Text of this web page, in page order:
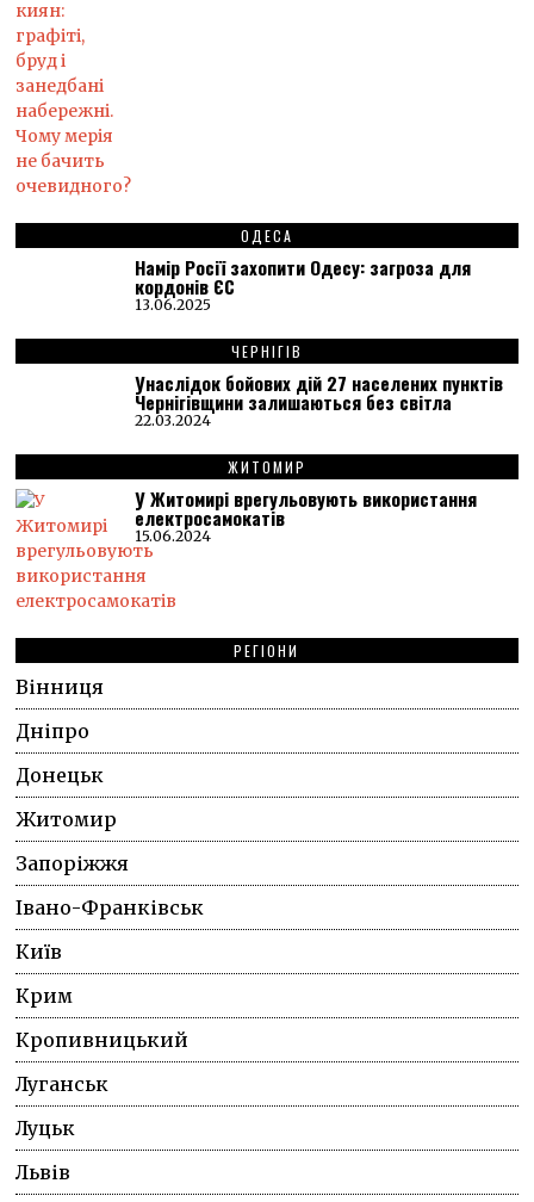
ОДЕСА
Намір Росії захопити Одесу: загроза для
кордонів ЄС
13.06.2025
ЧЕРНІГІВ
Унаслідок бойових дій 27 населених пунктів
Чернігівщини залишаються без світла
22.03.2024
ЖИТОМИР
У Житомирі врегульовують використання
електросамокатів
15.06.2024
РЕГІОНИ
Вінниця
Дніпро
Донецьк
Житомир
Запоріжжя
Івано-Франківськ
Київ
Крим
Кропивницький
Луганськ
Луцьк
Львів